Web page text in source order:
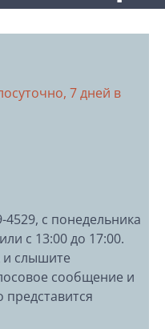
7 дней в
с понедельника
с 13:00 до 17:00.
и слышите
сообщение и
представится